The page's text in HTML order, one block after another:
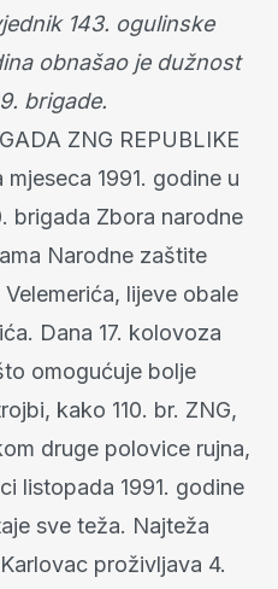
143. ogulinske
obnašao je dužnost
brigade.
ZNG REPUBLIKE
mjeseca 1991. godine u
brigada Zbora narodne
Narodne zaštite
lijeve obale
Dana 17. kolovoza
omogućuje bolje
kako 110. br. ZNG,
druge polovice rujna,
listopada 1991. godine
sve teža. Najteža
proživljava 4.